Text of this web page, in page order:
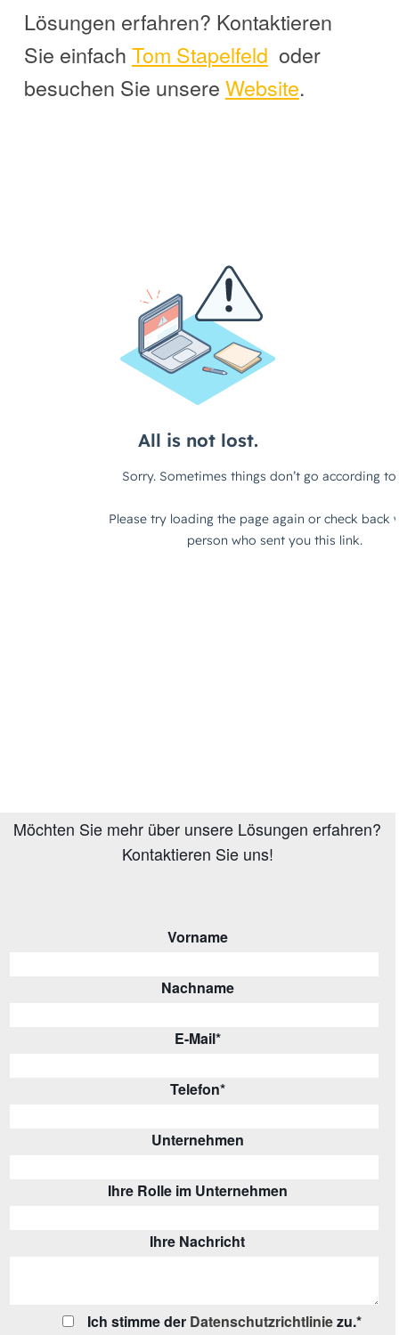
Lösungen erfahren? Kontaktieren
Sie einfach Tom Stapelfeld oder
besuchen Sie unsere Website.
Möchten Sie mehr über unsere Lösungen erfahren?
Kontaktieren Sie uns!
Vorname
Nachname
E-Mail*
Telefon*
Unternehmen
Ihre Rolle im Unternehmen
Ihre Nachricht
Ich stimme der Datenschutzrichtliniezu.*